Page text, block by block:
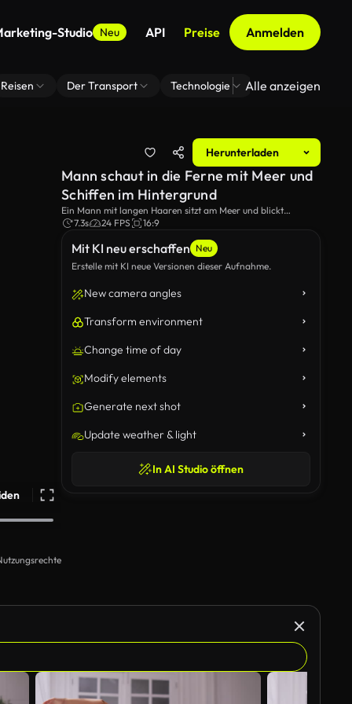
Studio Neu API Preise Anmelden
Reisen Der Transport Technologie Zoom Virtuelle
Alle anzeigen
Herunterladen
Mit KI neu erschaffen Neu
Erstelle mit KI neue Versionen dieser Aufnahme.
New camera angles
Transform environment
Change time of day
Modify elements
Generate next shot
Update weather & light
In AI Studio öffnen
Mann schaut in die Ferne mit Meer und
Schiffen im Hintergrund
Ein Mann mit langen Haaren sitzt am Meer und blickt
nachdenklich in die Ferne mit Schiffen, die im Hintergrund
Ausdruck erfassen einen Moment der Reflexion und Ruhe.
7.3s 24 FPS 16:9